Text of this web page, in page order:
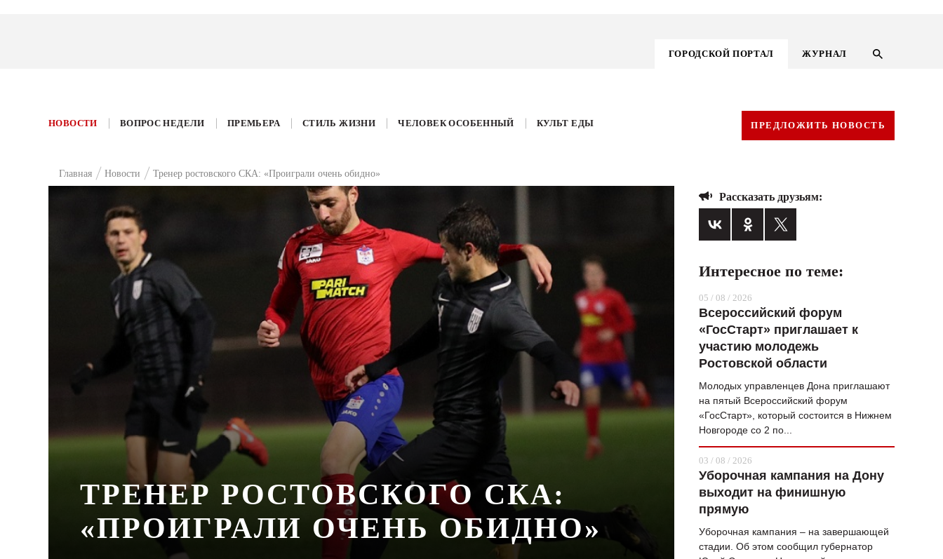
ГОРОДСКОЙ ПОРТАЛ ЖУРНАЛ
ГОРОДСКОЙ ПОРТАЛ
ВОПРОС НЕДЕЛИ
ТАМ И ТУТ
СТИЛЬ ЖИЗНИ
КУЛЬТ ЕДЫ
ЖУРНАЛ
НОВОСТИ ВОПРОС НЕДЕЛИ ПРЕМЬЕРА СТИЛЬ ЖИЗНИ ЧЕЛОВЕК ОСОБЕННЫЙ КУЛЬТ ЕДЫ ПРЕДЛОЖИТЬ НОВОСТЬ
Главная Новости Тренер ростовского СКА: «Проиграли очень обидно»
ТРЕНЕР РОСТОВСКОГО СКА:
«ПРОИГРАЛИ ОЧЕНЬ ОБИДНО»
Рассказать друзьям:
Интересное по теме:
05 / 08 / 2026
Всероссийский форум
«ГосСтарт» приглашает к
участию молодежь
Ростовской области
Молодых управленцев Дона приглашают
на пятый Всероссийский форум
«ГосСтарт», который состоится в Нижнем
Новгороде со 2 по...
03 / 08 / 2026
Уборочная кампания на Дону
выходит на финишную
прямую
Уборочная кампания – на завершающей
стадии. Об этом сообщил губернатор